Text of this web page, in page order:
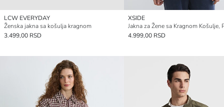
LCW EVERYDAY
Ženska jakna sa košulja kragnom
3.499,00 RSD
XSIDE
4.999,00 RSD